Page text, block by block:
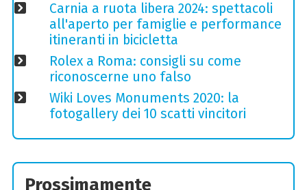
Carnia a ruota libera 2024: spettacoli
all'aperto per famiglie e performance
itineranti in bicicletta
Rolex a Roma: consigli su come
riconoscerne uno falso
Wiki Loves Monuments 2020: la
fotogallery dei 10 scatti vincitori
Prossimamente